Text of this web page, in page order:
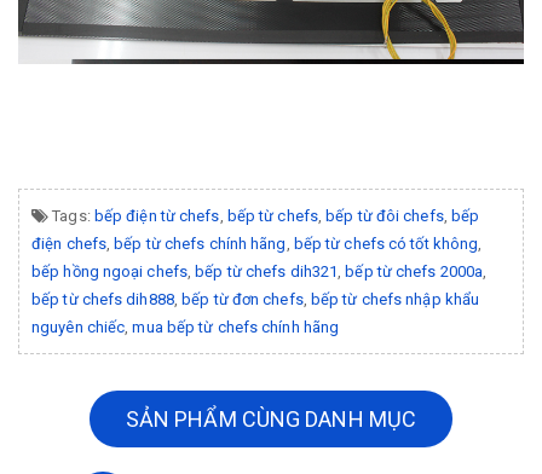
Tags: bếp điện từ chefs bếp từ chefs,bếp từ đôi chefs, bếp
điện chefs ,bếp từ chefs chính hãng bếp từ chefs có tốt không
bếp hồng ngoại chefs ,bếp từ chefs dih321 ,bếp từ chefs 2000a
bếp từ chefs dih888,bếp từ đơn chefs, bếp từ chefs nhập khẩu
nguyên chiếc ,mua bếp từ chefs chính hãng
SẢN PHẨM CÙNG DANH MỤC